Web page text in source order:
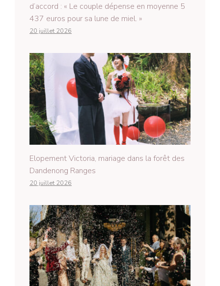
d’accord : « Le couple dépense en moyenne 5
437 euros pour sa lune de miel. »
20 juillet 2026
Elopement Victoria, mariage dans la forêt des
Dandenong Ranges
20 juillet 2026